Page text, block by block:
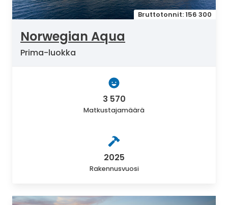
Bruttotonnit: 156 300
Norwegian Aqua
Prima-luokka
3 570
Matkustajamäärä
2025
Rakennusvuosi